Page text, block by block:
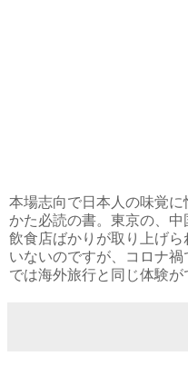
本場志向で日本人の味覚
かた必読の書。東京の、
飲食店ばかりが取り上げ
いないのですが、コロナ
では海外旅行と同じ体験が